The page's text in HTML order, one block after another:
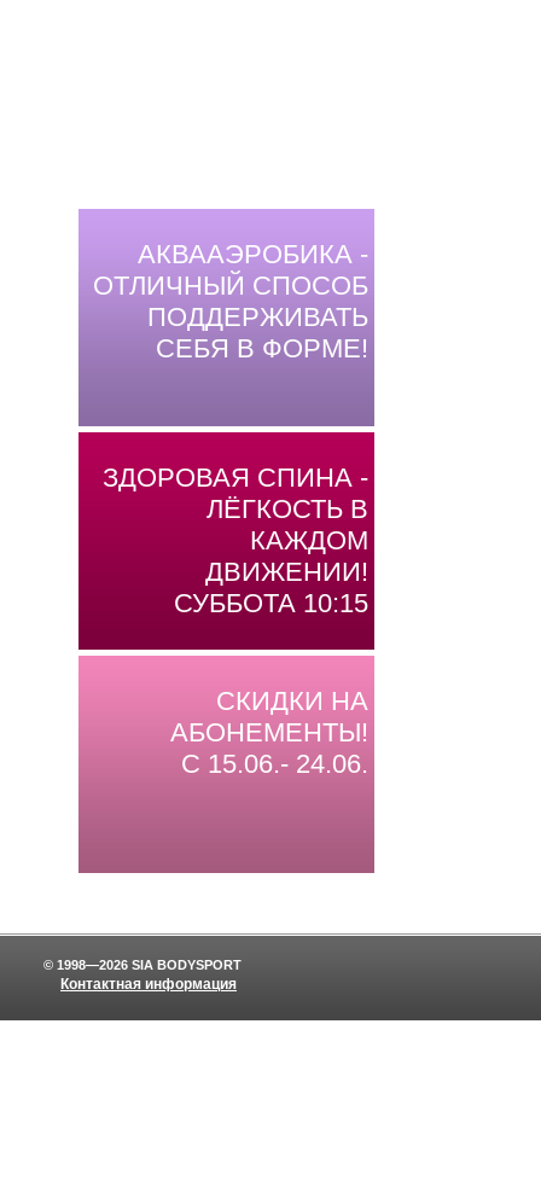
АКВААЭРОБИКА -
ОТЛИЧНЫЙ СПОСОБ
ПОДДЕРЖИВАТЬ
СЕБЯ В ФОРМЕ!
ЗДОРОВАЯ СПИНА -
ЛЁГКОСТЬ В
КАЖДОМ
ДВИЖЕНИИ!
СУББОТА 10:15
СКИДКИ НА
АБОНЕМЕНТЫ!
С 15.06.- 24.06.
Контактная информация
© 1998—2026 SIA BODYSPORT